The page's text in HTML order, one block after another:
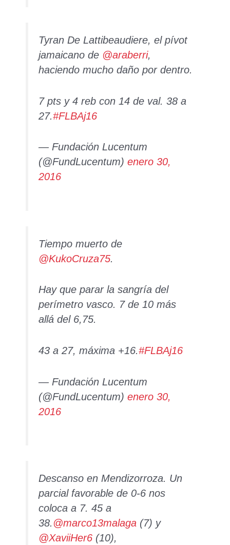
Tyran De Lattibeaudiere, el pívot
jamaicano de @araberri,
haciendo mucho daño por dentro.
7 pts y 4 reb con 14 de val. 38 a
27.#FLBAj16
— Fundación Lucentum
(@FundLucentum) enero 30,
2016
Tiempo muerto de
@KukoCruza75.
Hay que parar la sangría del
perímetro vasco. 7 de 10 más
allá del 6,75.
43 a 27, máxima +16.#FLBAj16
— Fundación Lucentum
(@FundLucentum) enero 30,
2016
Descanso en Mendizorroza. Un
parcial favorable de 0-6 nos
coloca a 7. 45 a
38. @marco13malaga(7) y
@XaviiHer6(10),